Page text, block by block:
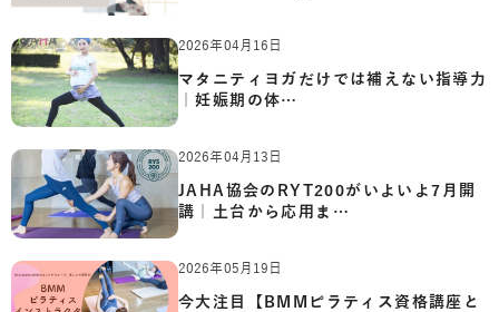
2026年04月16日
マタニティヨガだけでは補えない指導力
｜妊娠期の体…
2026年04月13日
JAHA協会のRYT200がいよいよ7月開
講｜土台から応用ま…
2026年05月19日
今大注目【BMMピラティス資格講座と